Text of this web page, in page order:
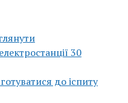
30
до іспиту